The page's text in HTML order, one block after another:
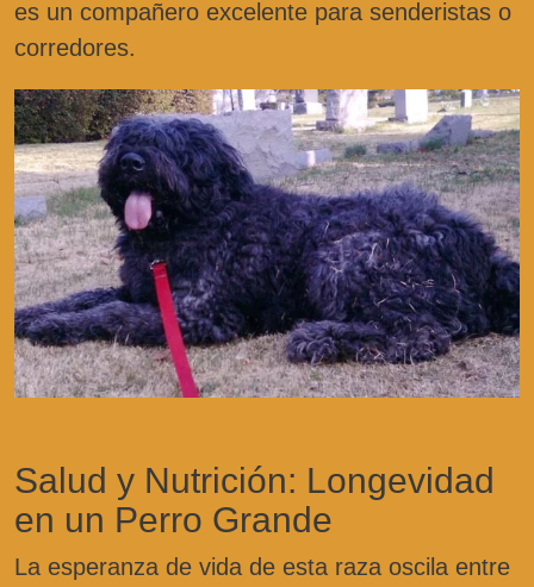
es un compañero excelente para senderistas o
corredores.
Salud y Nutrición: Longevidad
en un Perro Grande
La esperanza de vida de esta raza oscila entre